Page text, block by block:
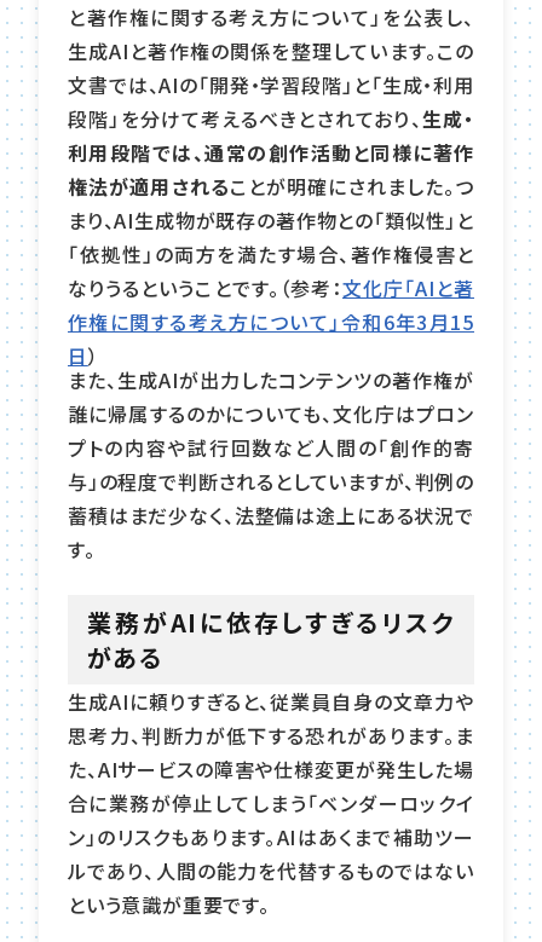
と著作権に関する考え方について」を公表し、
生成AIと著作権の関係を整理しています。この
文書では、AIの「開発・学習段階」と「生成・利用
段階」を分けて考えるべきとされており、生成・
利用段階では、通常の創作活動と同様に著作
権法が適用されることが明確にされました。つ
まり、AI生成物が既存の著作物との「類似性」と
「依拠性」の両方を満たす場合、著作権侵害と
なりうるということです。（参考：文化庁「AIと著
作権に関する考え方について」令和6年3月15
日）
また、生成AIが出力したコンテンツの著作権が
誰に帰属するのかについても、文化庁はプロン
プトの内容や試行回数など人間の「創作的寄
与」の程度で判断されるとしていますが、判例の
蓄積はまだ少なく、法整備は途上にある状況で
す。
業務がAIに依存しすぎるリスク
がある
生成AIに頼りすぎると、従業員自身の文章力や
思考力、判断力が低下する恐れがあります。ま
た、AIサービスの障害や仕様変更が発生した場
合に業務が停止してしまう「ベンダーロックイ
ン」のリスクもあります。AIはあくまで補助ツー
ルであり、人間の能力を代替するものではない
という意識が重要です。